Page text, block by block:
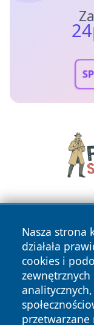
Nasza strona
działała
cookies i
przetwarzane
Copyright © 2026
zastrzeżone.